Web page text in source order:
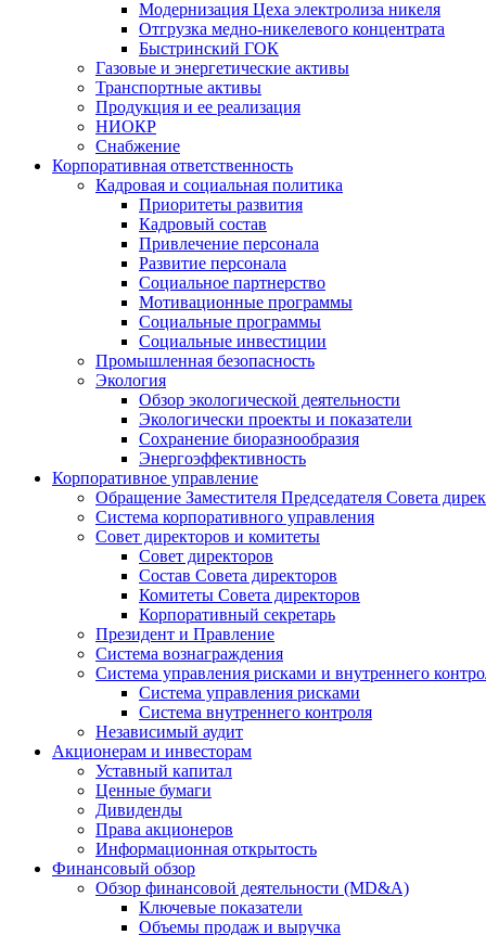
Модернизация Цеха электролиза никеля
Отгрузка медно-никелевого концентрата
Быстринский ГОК
Газовые и энергетические активы
Транспортные активы
Продукция и ее реализация
НИОКР
Снабжение
Корпоративная ответственность
Кадровая и социальная политика
Приоритеты развития
Кадровый состав
Привлечение персонала
Развитие персонала
Социальное партнерство
Мотивационные программы
Социальные программы
Социальные инвестиции
Промышленная безопасность
Экология
Обзор экологической деятельности
Экологически проекты и показатели
Сохранение биоразнообразия
Энергоэффективность
Корпоративное управление
Обращение Заместителя Председателя Совета
Система корпоративного управления
Совет директоров и комитеты
Совет директоров
Состав Совета директоров
Комитеты Совета директоров
Корпоративный секретарь
Президент и Правление
Система вознаграждения
Система управления рисками и внутреннего
Система управления рисками
Система внутреннего контроля
Независимый аудит
Акционерам и инвесторам
Уставный капитал
Ценные бумаги
Дивиденды
Права акционеров
Информационная открытость
Финансовый обзор
Обзор финансовой деятельности (MD&A)
Ключевые показатели
Объемы продаж и выручка